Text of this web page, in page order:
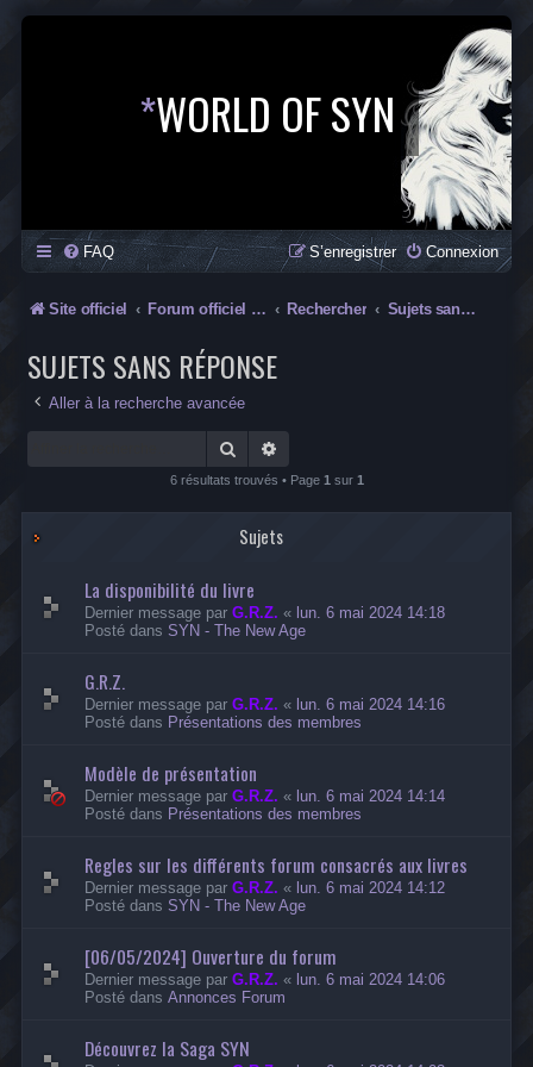
*WORLD OF SYN
FAQ Connexion
S’enregistrer
Site officiel Forum officiel de la Saga SYN Rechercher Sujets sans réponse
SUJETS SANS RÉPONSE
Aller à la recherche avancée
Rechercher
6 résultats trouvés • Page 1 sur 1
Sujets
La disponibilité du livre
Dernier message par G.R.Z. « lun. 6 mai 2024 14:18
Posté dans SYN - The New Age
G.R.Z.
Dernier message par G.R.Z. « lun. 6 mai 2024 14:16
Posté dans Présentations des membres
Modèle de présentation
Dernier message par G.R.Z. « lun. 6 mai 2024 14:14
Posté dans Présentations des membres
Regles sur les différents forum consacrés aux livres
Dernier message par G.R.Z. « lun. 6 mai 2024 14:12
Posté dans SYN - The New Age
[06/05/2024] Ouverture du forum
Dernier message par G.R.Z. « lun. 6 mai 2024 14:06
Posté dans Annonces Forum
Découvrez la Saga SYN